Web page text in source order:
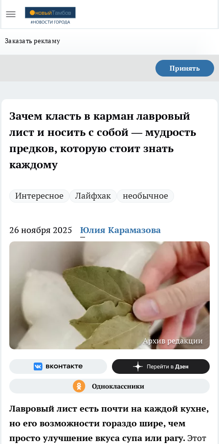
Заказать рекламу
Принять
Зачем класть в карман лавровый
лист и носить с собой — мудрость
предков, которую стоит знать
каждому
Интересное Лайфхак необычное
26 ноября 2025 Юлия Карамазова
Архив редакции
Лавровый лист есть почти на каждой кухне,
но его возможности гораздо шире, чем
просто улучшение вкуса супа или рагу. Этот